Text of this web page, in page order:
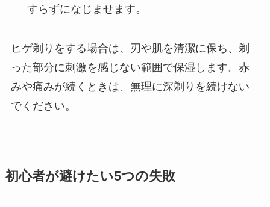
すらずになじませます。
ヒゲ剃りをする場合は、刃や肌を清潔に保ち、剃
った部分に刺激を感じない範囲で保湿します。赤
みや痛みが続くときは、無理に深剃りを続けない
でください。
初心者が避けたい5つの失敗